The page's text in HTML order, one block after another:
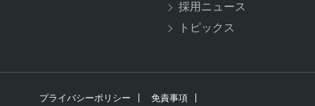
採用ニュース
トピックス
プライバシーポリシー 免責事項